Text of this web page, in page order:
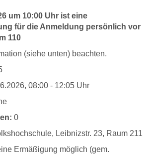
um 10:00 Uhr ist eine
für die Anmeldung persönlich vor
110
(siehe unten) beachten.
08:00 - 12:05 Uhr
0
Leibnizstr. 23, Raum 211
Ermäßigung möglich (gem.